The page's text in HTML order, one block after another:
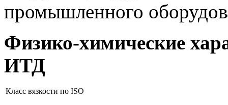
промышленного
Физико-химические
ИТД
Класс вязкости по ISО